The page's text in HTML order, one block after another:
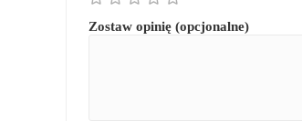
Zostaw opinię (opcjonalne)